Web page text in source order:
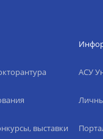
выставки
АСУ